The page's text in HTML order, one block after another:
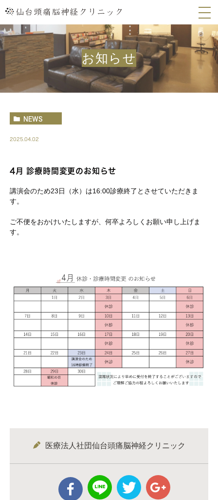
お知らせ
NEWS
2025.04.02
4月 診療時間変更のお知らせ
講演会のため23日（水）は16:00診療終了とさせていただきま
す。
ご不便をおかけいたしますが、何卒よろしくお願い申し上げま
す。
医療法人社団仙台頭痛脳神経クリニック